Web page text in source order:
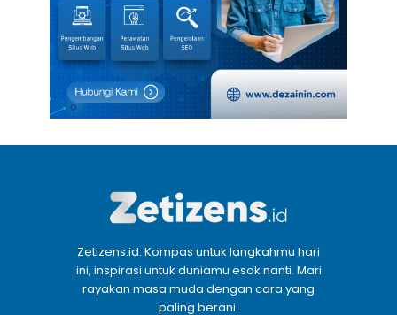
Zetizens.id: Kompas untuk langkahmu hari
ini, inspirasi untuk duniamu esok nanti. Mari
rayakan masa muda dengan cara yang
paling berani.